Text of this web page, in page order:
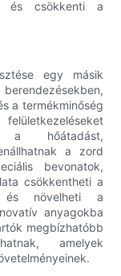
és csökkenti a
egy másik
a termékminőség
a hőátadást,
a zord
bevonatok,
csökkentheti a
és növelheti a
anyagokba
megbízhatóbb
amelyek